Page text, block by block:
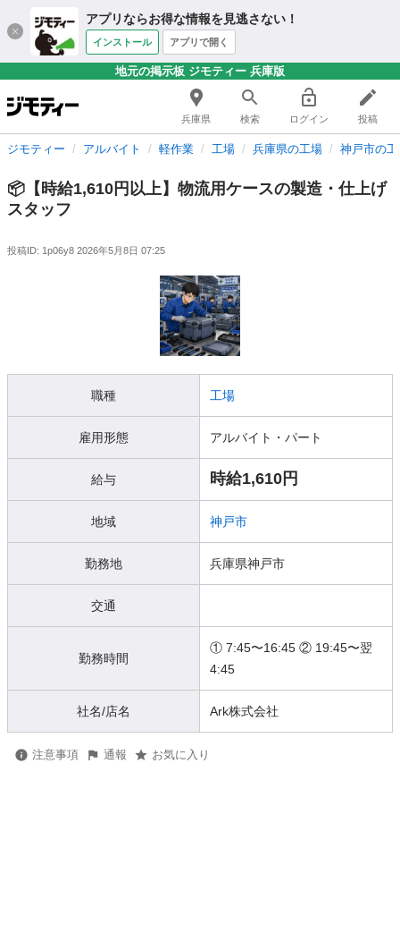
アプリならお得な情報を見逃さない！
インストール アプリで開く
地元の掲示板 ジモティー 兵庫版
兵庫県 検索 ログイン 投稿
ジモティー アルバイト 軽作業 工場 兵庫県の工場 神戸市の
📦【時給1,610円以上】物流用ケースの製造・仕上げ
スタッフ
投稿ID: 1p06y8 2026年5月8日 07:25
職種 工場
雇用形態 アルバイト・パート
給与 時給1,610円
地域 神戸市
勤務地 兵庫県神戸市
交通
勤務時間
① 7:45〜16:45 ② 19:45〜翌
4:45
社名/店名 Ark株式会社
注意事項 通報 お気に入り